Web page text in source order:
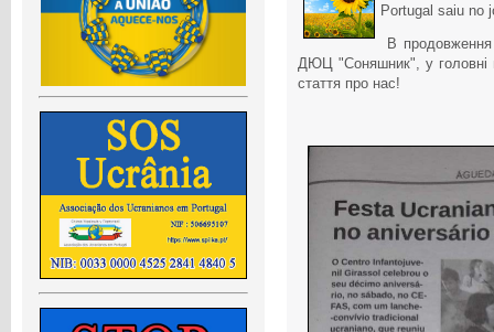
Portugal saiu no
В продовження
ДЮЦ "Соняшник", у головні
стаття про нас!